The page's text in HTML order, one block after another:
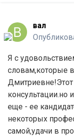
вал
Я с
словам,которые
Дмитриевне!Этот
консультации.но
еще - ее
некоторых
самой,удачи в